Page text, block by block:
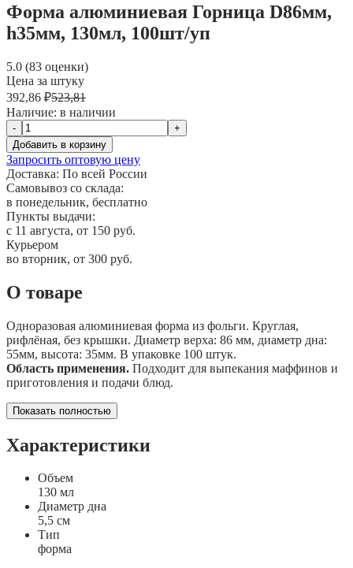
Форма алюминиевая Горница D86мм,
h35мм, 130мл, 100шт/уп
5.0 (83 оценки)
Цена за штуку
392,86 ₽523,81
Наличие: в наличии
-
+
Добавить в корзину
Запросить оптовую цену
Доставка: По всей России
Самовывоз со склада:
в понедельник, бесплатно
Пункты выдачи:
c 11 августа, от 150 руб.
Курьером
во вторник, от 300 руб.
О товаре
Одноразовая алюминиевая форма из фольги. Круглая,
рифлёная, без крышки. Диаметр верха: 86 мм, диаметр дна:
55мм, высота: 35мм. В упаковке 100 штук.
Область применения. Подходит для выпекания маффинов и
приготовления и подачи блюд.
Показать полностью
Характеристики
Объем
130 мл
Диаметр дна
5,5 см
Тип
форма